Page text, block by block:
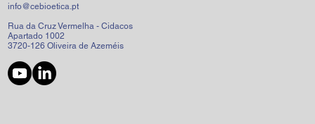
info@cebioetica.pt
Rua da Cruz Vermelha - Cidacos
Apartado 1002
3720-126 Oliveira de Azeméis